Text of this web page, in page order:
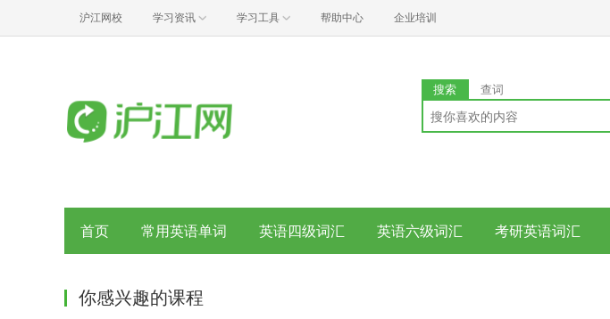
沪江网校 学习资讯 学习工具 帮助中心 企业培训
搜索 查词
首页 常用英语单词 英语四级词汇 英语六级词汇 考研英语词汇
你感兴趣的课程